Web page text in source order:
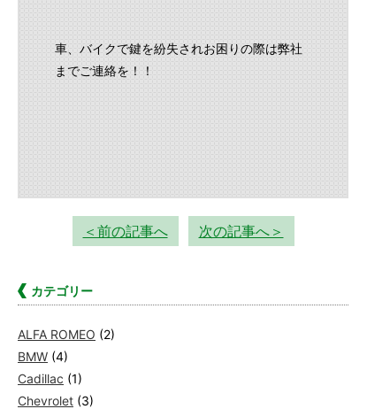
車、バイクで鍵を紛失されお困りの際は弊社
までご連絡を！！
＜前の記事へ 次の記事へ＞
カテゴリー
ALFA ROMEO (2)
BMW (4)
Cadillac (1)
Chevrolet (3)